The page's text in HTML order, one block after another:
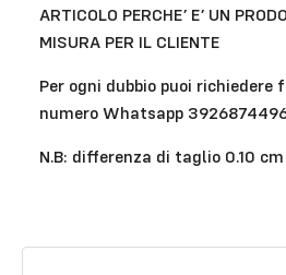
ARTICOLO PERCHE’ E’ UN
MISURA PER IL CLIENTE
Per ogni dubbio puoi richiedere
numero Whatsapp
N.B: differenza di taglio 0.10 cm